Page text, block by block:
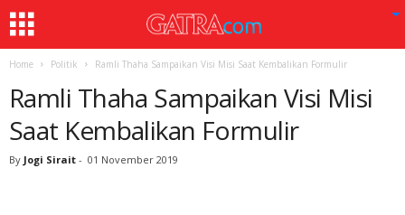
Home Politik Ramli Thaha Sampaikan Visi Misi Saat Kembalikan Formulir
Ramli Thaha Sampaikan Visi Misi
Saat Kembalikan Formulir
By Jogi Sirait - 01 November 2019